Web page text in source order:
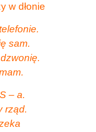
w dłonie
sam.
– a.
rząd.